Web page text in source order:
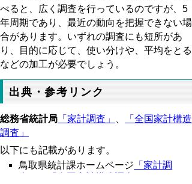
べると、広く調査を行っているのですが、5
年周期であり、最近の動向を把握できない場
合があります。いずれの調査にも短所があ
り、目的に応じて、使い分けや、平均をとる
などの加工が必要でしょう。
出典・参考リンク
総務省統計局 「家計調査」
「全国家計構造
調査」
以下にも記載があります。
鳥取県統計課ホームページ 「家計調